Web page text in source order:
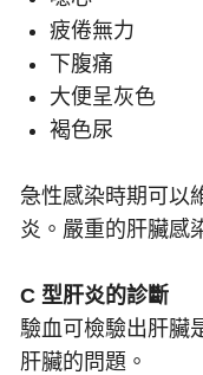
疲倦無力
下腹痛
大便呈灰色
褐色尿
急性感染時期可以
炎。嚴重的肝臟感
C 型肝炎的診斷
驗血可檢驗出肝臟
肝臟的問題。